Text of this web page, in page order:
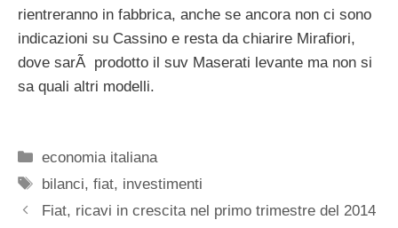
rientreranno in fabbrica, anche se ancora non ci sono
indicazioni su Cassino e resta da chiarire Mirafiori,
dove sarÃ prodotto il suv Maserati levante ma non si
sa quali altri modelli.
Categorie
economia italiana
Tag
bilanci,fiat, investimenti
Fiat, ricavi in crescita nel primo trimestre del 2014